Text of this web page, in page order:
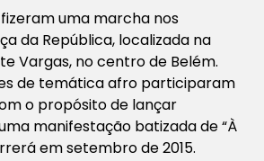
uma marcha nos
da República, localizada na
Vargas, no centro de Belém.
de temática afro participaram
o propósito de lançar
manifestação batizada de “À
em setembro de 2015.